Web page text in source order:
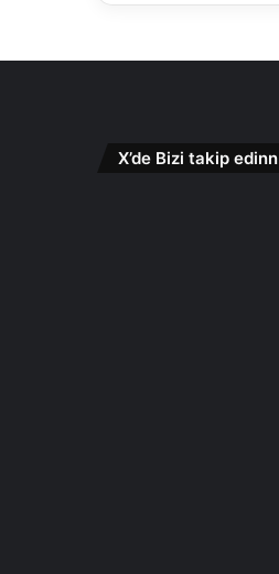
X’de Bizi takip edinn